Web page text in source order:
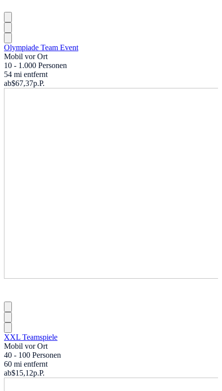
Olympiade Team Event
Mobil vor Ort
10 - 1.000 Personen
54 mi entfernt
ab$67,37p.P.
XXL Teamspiele
Mobil vor Ort
40 - 100 Personen
60 mi entfernt
ab$15,12p.P.